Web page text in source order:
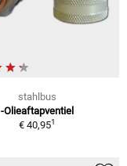
stahlbus
-Olieaftapventiel
€ 40,951